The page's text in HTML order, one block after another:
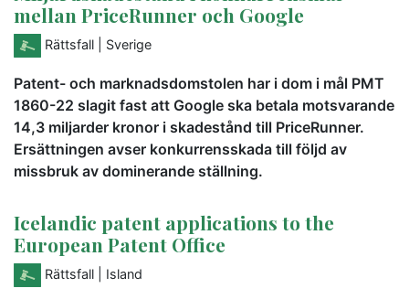
mellan PriceRunner och Google
Rättsfall | Sverige
Patent- och marknadsdomstolen har i dom i mål PMT
1860-22 slagit fast att Google ska betala motsvarande
14,3 miljarder kronor i skadestånd till PriceRunner.
Ersättningen avser konkurrensskada till följd av
missbruk av dominerande ställning.
Icelandic patent applications to the
European Patent Office
Rättsfall | Island